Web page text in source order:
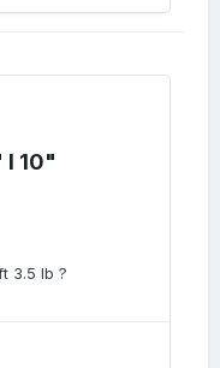
I 10"
3.5 lb ?